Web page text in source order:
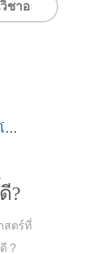
?
สตร์ที่
?